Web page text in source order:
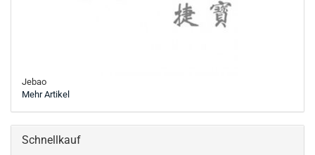
Jebao
Mehr Artikel
Schnellkauf